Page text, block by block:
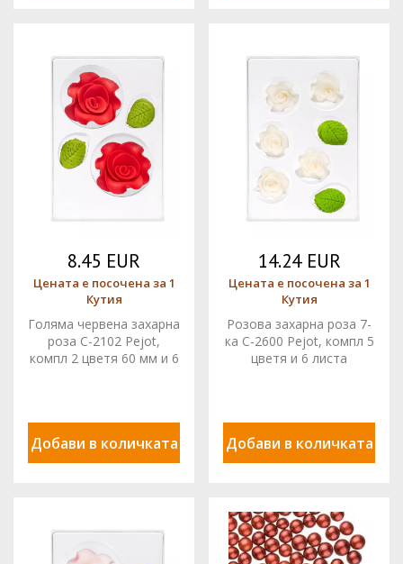
8.45 EUR
Цената е посочена за 1
Кутия
Голяма червена захарна
роза C-2102 Pejot,
компл 2 цветя 60 мм и 6
Добави в количката
14.24 EUR
Цената е посочена за 1
Кутия
Розова захарна роза 7-
ка C-2600 Pejot, компл 5
цветя и 6 листа
Добави в количката